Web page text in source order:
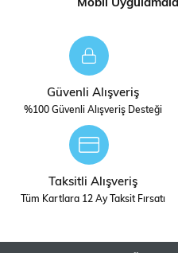
Mobil
Güvenli Alışveriş
%100 Güvenli Alışveriş Desteği
Taksitli Alışveriş
Tüm Kartlara 12 Ay Taksit Fırsatı